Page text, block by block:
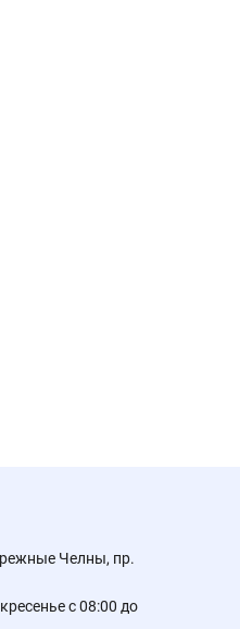
Челны, пр.
с 08:00 до